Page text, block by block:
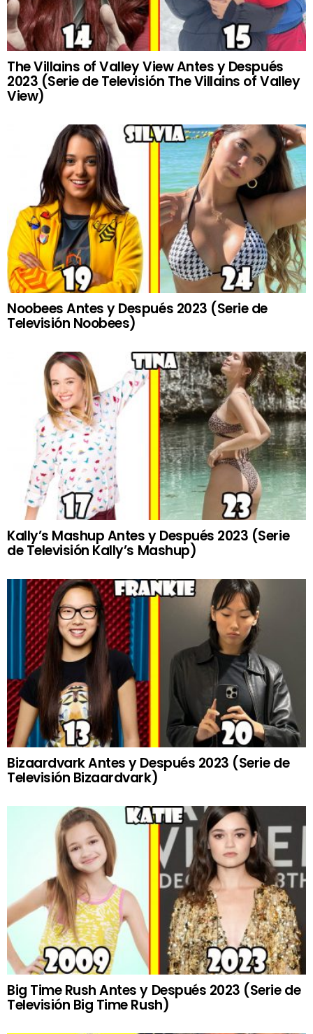
The Villains of Valley View Antes y Después
2023 (Serie de Televisión The Villains of Valley
View)
Noobees Antes y Después 2023 (Serie de
Televisión Noobees)
Kally’s Mashup Antes y Después 2023 (Serie
de Televisión Kally’s Mashup)
Bizaardvark Antes y Después 2023 (Serie de
Televisión Bizaardvark)
Big Time Rush Antes y Después 2023 (Serie de
Televisión Big Time Rush)